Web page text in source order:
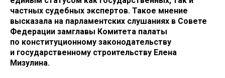
частных судебных экспертов. Такое мнение
высказала на парламентских слушаниях в Совете
Федерации замглавы Комитета палаты
по конституционному законодательству
и государственному строительству Елена
Мизулина.